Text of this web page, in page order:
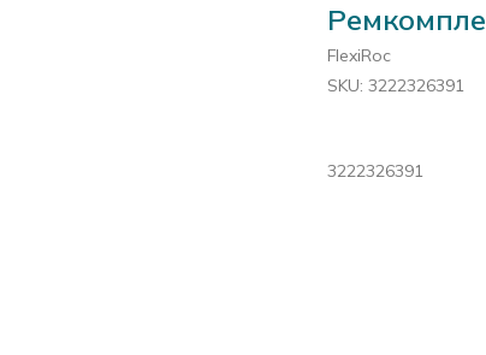
FlexiRoc
SKU: 3222326391
3222326391